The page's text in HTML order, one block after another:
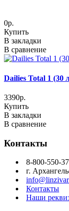
0р.
Купить
В закладки
В сравнение
Dailies Total 1 (30
3390р.
Купить
В закладки
В сравнение
Контакты
8-800-550-
г.
Контакты
Наши